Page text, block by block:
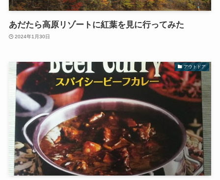
あだたら高原リゾートに紅葉を見に行ってみた
2024年1月30日
アウトドア